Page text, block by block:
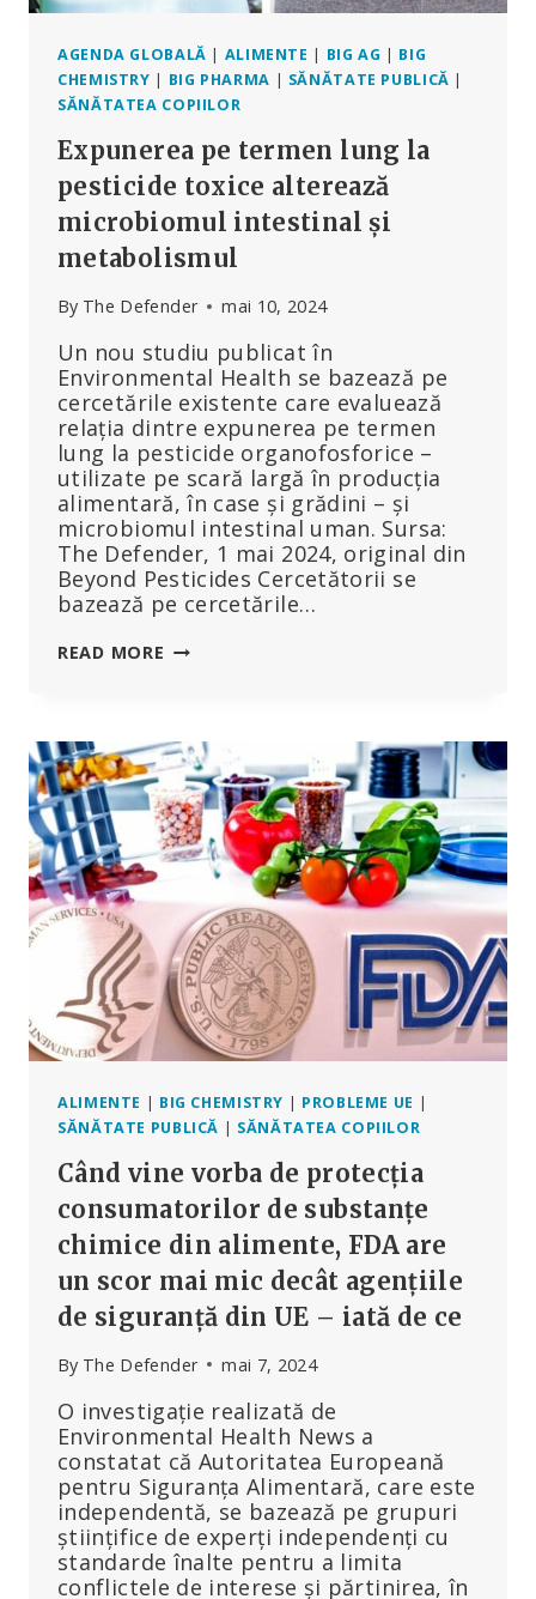
PLANETĂ
AGENDA GLOBALĂ | ALIMENTE | BIG AG | BIG
CHEMISTRY | BIG PHARMA | SĂNĂTATE PUBLICĂ |
SĂNĂTATEA COPIILOR
Expunerea pe termen lung la
pesticide toxice alterează
microbiomul intestinal și
metabolismul
By The Defender mai 10, 2024
Un nou studiu publicat în
Environmental Health se bazează pe
cercetările existente care evaluează
relația dintre expunerea pe termen
lung la pesticide organofosforice –
utilizate pe scară largă în producția
alimentară, în case și grădini – și
microbiomul intestinal uman. Sursa:
The Defender, 1 mai 2024, original din
Beyond Pesticides Cercetătorii se
bazează pe cercetările…
READ MORE EXPUNEREA
LA
PESTICIDE
TOXICE
ALTEREAZĂ
MICROBIOMUL
INTESTINAL
ȘI
METABOLISMUL
ALIMENTE | BIG CHEMISTRY | PROBLEME UE |
SĂNĂTATE PUBLICĂ | SĂNĂTATEA COPIILOR
Când vine vorba de protecția
consumatorilor de substanțe
chimice din alimente, FDA are
un scor mai mic decât agențiile
de siguranță din UE – iată de ce
By The Defender mai 7, 2024
O investigație realizată de
Environmental Health News a
constatat că Autoritatea Europeană
pentru Siguranța Alimentară, care este
independentă, se bazează pe grupuri
științifice de experți independenți cu
standarde înalte pentru a limita
conflictele de interese și părtinirea, în